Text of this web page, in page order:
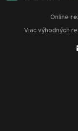
Online
Viac výhodných